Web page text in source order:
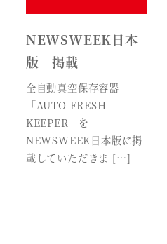
NEWSWEEK日本
版 掲載
全自動真空保存容器
「AUTO FRESH
KEEPER」を
NEWSWEEK日本版に掲
載していただきま […]